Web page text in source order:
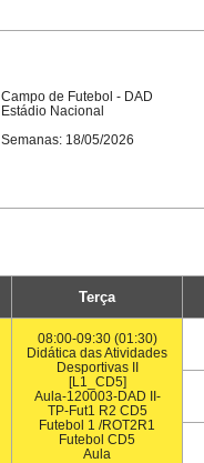
Campo de Futebol - DAD
Estádio Nacional
Semanas: 18/05/2026
Terça
08:00-09:30 (01:30)
Didática das Atividades
Desportivas II
[L1_CD5]
Aula-120003-DAD II-
TP-Fut1 R2 CD5
Futebol 1 /ROT2R1
Futebol CD5
Aula